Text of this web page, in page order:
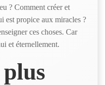
? Comment créer et
est propice aux miracles ?
ces choses. Car
et éternellement.